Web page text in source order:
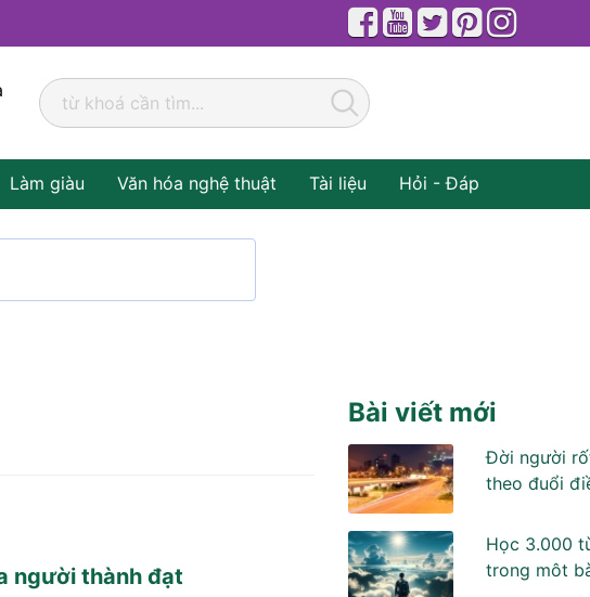
Làm giàu Văn hóa nghệ thuật Tài liệu Hỏi - Đáp
người thành đạt
Bài viết mới
Đời người
theo đuổi
Học 3.000
trong môt